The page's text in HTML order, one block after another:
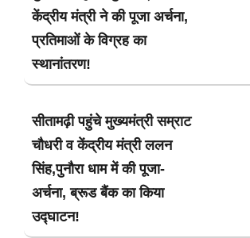
केंद्रीय मंत्री ने की पूजा अर्चना,
प्रतिमाओं के विग्रह का
स्थानांतरण!
सीतामढ़ी पहुंचे मुख्यमंत्री सम्राट
चौधरी व केंद्रीय मंत्री ललन
सिंह,पुनौरा धाम में की पूजा-
अर्चना, ब्रूड बैंक का किया
उद्घाटन!